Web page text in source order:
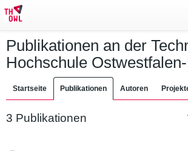
Publikationen an der
Hochschule
Startseite Publikationen Autoren
3 Publikationen